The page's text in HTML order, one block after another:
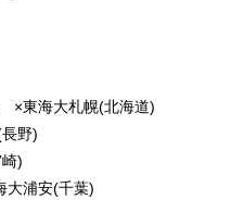
東海大札幌(北海道)
野)
)
浦安(千葉)